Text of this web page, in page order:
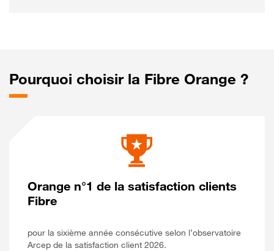
Pourquoi choisir la Fibre Orange ?
Orange n°1 de la satisfaction clients
Fibre
pour la sixième année consécutive selon l’observatoire
Arcep de la satisfaction client 2026.